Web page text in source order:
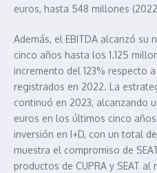
euros, hasta 548 millones
Además, el EBITDA alcanzó
cinco años hasta los 1.125
incremento del 123% respecto
registrados en 2022. La
continuó en 2023, alcanzando
euros en los últimos cinco
inversión en I+D, con un total
muestra el compromiso de
productos de CUPRA y SEAT al